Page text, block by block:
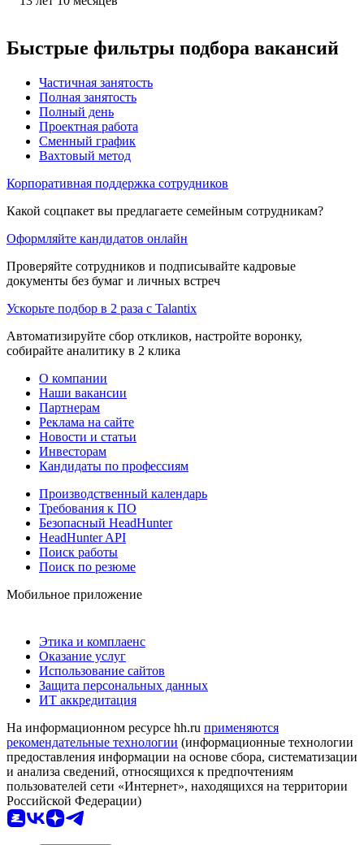
Быстрые фильтры подбора вакансий
Частичная занятость
Полная занятость
Полный день
Проектная работа
Сменный график
Вахтовый метод
Корпоративная поддержка сотрудников
Какой соцпакет вы предлагаете семейным сотрудникам?
Оформляйте кандидатов онлайн
Проверяйте сотрудников и подписывайте кадровые
документы без бумаг и личных встреч
Ускорьте подбор в 2 раза с Talantix
Автоматизируйте сбор откликов, настройте воронку,
собирайте аналитику в 2 клика
О компании
Наши вакансии
Партнерам
Реклама на сайте
Новости и статьи
Инвесторам
Кандидаты по профессиям
Производственный календарь
Требования к ПО
Безопасный HeadHunter
HeadHunter API
Поиск работы
Поиск по резюме
Мобильное приложение
Этика и комплаенс
Оказание услуг
Использование сайтов
Защита персональных данных
ИТ аккредитация
На информационном ресурсе hh.ru применяются
рекомендательные технологии (информационные технологии
предоставления информации на основе сбора, систематизации
и анализа сведений, относящихся к предпочтениям
пользователей сети «Интернет», находящихся на территории
Российской Федерации)